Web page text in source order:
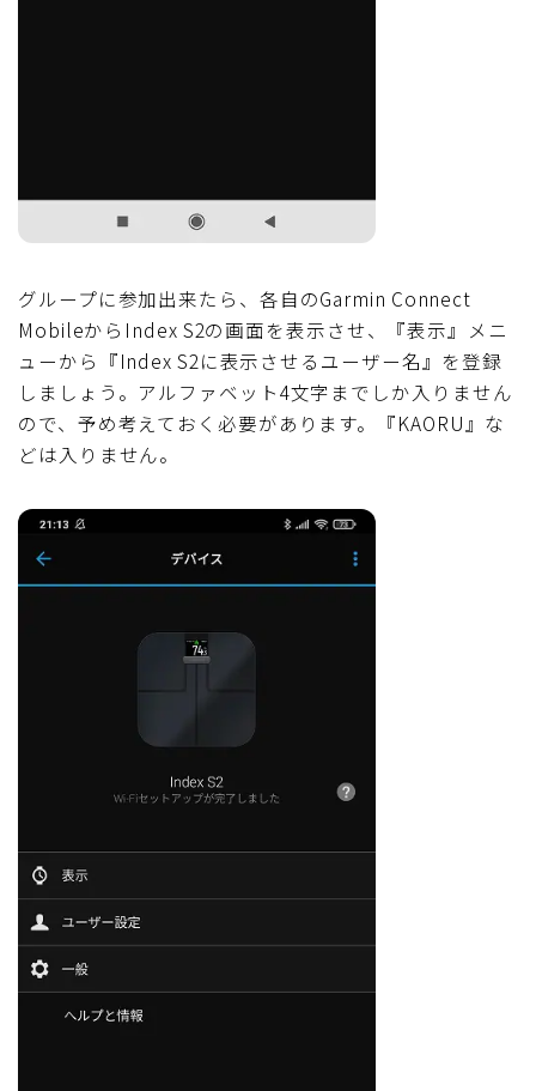
グループに参加出来たら、各自のGarmin Connect
MobileからIndex S2の画面を表示させ、『表示』メニ
ューから『Index S2に表示させるユーザー名』を登録
しましょう。アルファベット4文字までしか入りません
ので、予め考えておく必要があります。『KAORU』な
どは入りません。